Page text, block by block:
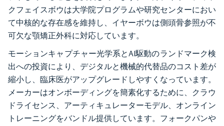
クフェイスボウは大学院プログラムや研究センターにおい
て中核的な存在感を維持し、イヤーボウは側頭骨参照が不
可欠な顎矯正外科に対応しています。
モーションキャプチャー光学系とAI駆動のランドマーク検
出への投資により、デジタルと機械的代替品のコスト差が
縮小し、臨床医がアップグレードしやすくなっています。
メーカーはオンボーディングを簡素化するために、クラウ
ドライセンス、アーティキュレーターモデル、オンライン
トレーニングをバンドル提供しています。フォークパンや